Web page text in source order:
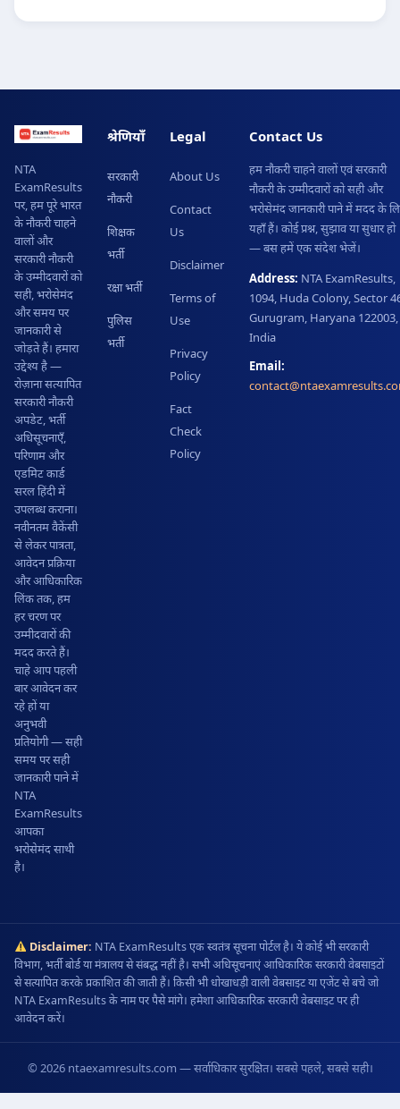
NTA
ExamResults
पर, हम पूरे भारत
के नौकरी चाहने
वालों और
सरकारी नौकरी
के उम्मीदवारों को
सही, भरोसेमंद
और समय पर
जानकारी से
जोड़ते हैं। हमारा
उद्देश्य है —
रोज़ाना सत्यापित
सरकारी नौकरी
अपडेट, भर्ती
अधिसूचनाएँ,
परिणाम और
एडमिट कार्ड
सरल हिंदी में
उपलब्ध कराना।
नवीनतम वैकेंसी
से लेकर पात्रता,
आवेदन प्रक्रिया
और आधिकारिक
लिंक तक, हम
हर चरण पर
उम्मीदवारों की
मदद करते हैं।
चाहे आप पहली
बार आवेदन कर
रहे हों या
अनुभवी
प्रतियोगी — सही
समय पर सही
जानकारी पाने में
NTA
ExamResults
आपका
भरोसेमंद साथी
है।
श्रेणियाँ
सरकारी
नौकरी
शिक्षक
भर्ती
रक्षा भर्ती
पुलिस
भर्ती
Legal
About Us
Contact
Us
Disclaimer
Terms of
Use
Privacy
Policy
Fact
Check
Policy
Contact Us
हम नौकरी चाहने वालों एवं सरकारी
नौकरी के उम्मीदवारों को सही और
भरोसेमंद जानकारी पाने में मदद के
यहाँ हैं। कोई प्रश्न, सुझाव या सुधार हो
— बस हमें एक संदेश भेजें।
Address: NTA ExamResults,
1094, Huda Colony, Sector
Gurugram, Haryana 122003,
India
Email:
Disclaimer: NTA ExamResults एक स्वतंत्र सूचना पोर्टल है। ये कोई भी सरकारी
विभाग, भर्ती बोर्ड या मंत्रालय से संबद्ध नहीं है। सभी अधिसूचनाएं आधिकारिक सरकारी वेबसाइटों
से सत्यापित करके प्रकाशित की जाती हैं। किसी भी धोखाधड़ी वाली वेबसाइट या एजेंट से बचे जो
NTA ExamResults के नाम पर पैसे मांगे। हमेशा आधिकारिक सरकारी वेबसाइट पर ही
आवेदन करें।
© 2026 ntaexamresults.com — सर्वाधिकार सुरक्षित। सबसे पहले, सबसे सही।